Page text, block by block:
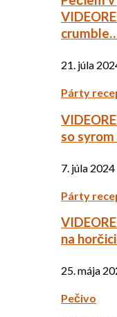
21. júla
Párty
so
7. júla 2024
Párty
na
25. mája
Pečivo